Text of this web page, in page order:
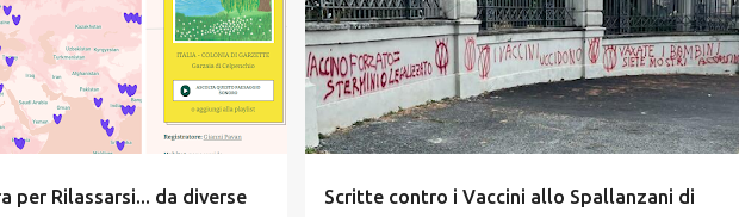
per Rilassarsi... da diverse
Scritte contro i Vaccini allo Spallanzani di